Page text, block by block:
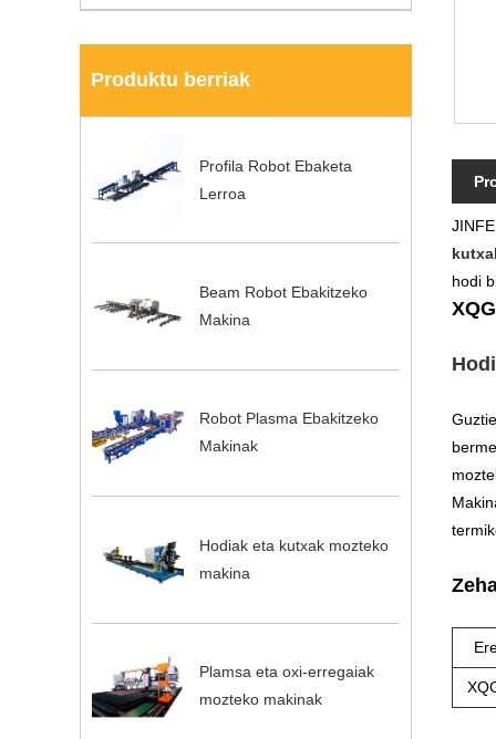
Produktu berriak
Profila Robot Ebaketa
Lerroa
Beam Robot Ebakitzeko
Makina
Robot Plasma Ebakitzeko
Makinak
Hodiak eta kutxak mozteko
makina
Plamsa eta oxi-erregaiak
mozteko makinak
hodi
XQG